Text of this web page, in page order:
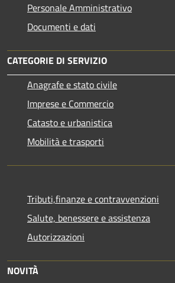
Personale Amministrativo
Documenti e dati
CATEGORIE DI SERVIZIO
Anagrafe e stato civile
Imprese e Commercio
Catasto e urbanistica
Mobilità e trasporti
Tributi,finanze e contravvenzioni
Salute, benessere e assistenza
Autorizzazioni
NOVITÀ